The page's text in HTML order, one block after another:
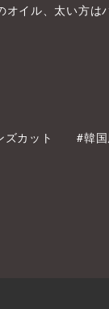
オイル、太い方は
ズカット #韓